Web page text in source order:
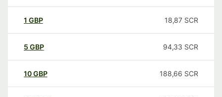
1 GBP 18,87 SCR
5 GBP 94,33 SCR
10GBP 188,66 SCR